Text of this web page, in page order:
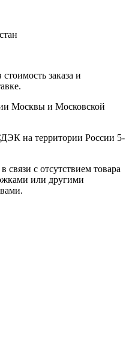
заказа и
Москвы и Московской
на территории России 5-
связи с отсутствием товара
или другими